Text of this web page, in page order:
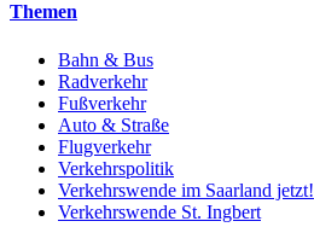
Themen
Bahn & Bus
Radverkehr
Fußverkehr
Auto & Straße
Flugverkehr
Verkehrspolitik
Verkehrswende im Saarland jetzt!
Verkehrswende St. Ingbert